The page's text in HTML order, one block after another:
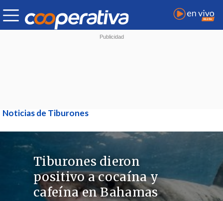
Noticias de Tiburones
Tiburones dieron
positivo a cocaína y
cafeína en Bahamas